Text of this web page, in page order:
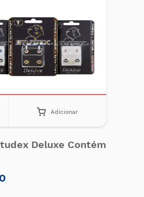
Adicionar
Deluxe Contém